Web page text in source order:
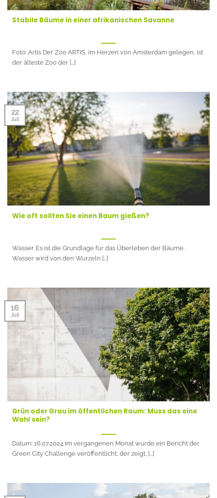
Stabile Bäume in einer afrikanischen Savanne
Foto: Artis Der Zoo ARTIS, im Herzen von Amsterdam gelegen, ist
der älteste Zoo der [...]
Wie oft sollten Sie einen Baum gießen?
Wasser. Es ist die Grundlage für das Überleben der Bäume.
Wasser wird von den Wurzeln [...]
22
Juli
Grün oder Grau im öffentlichen Raum: Muss das eine
Wahl sein?
Datum: 16.07.2024 Im vergangenen Monat wurde ein Bericht der
Green City Challenge veröffentlicht, der zeigt, [...]
16
Juli